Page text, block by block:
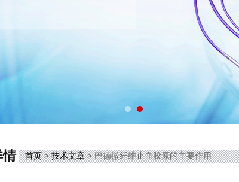
情 首页>技术文章> 巴德微纤维止血胶原的主要作用